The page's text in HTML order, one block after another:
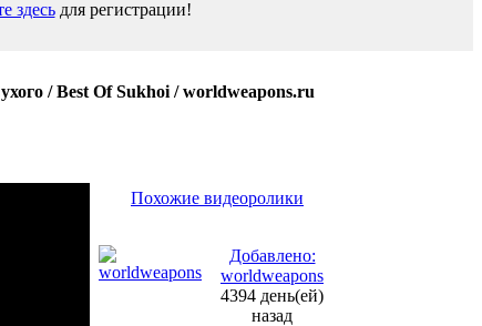
здесьдля регистрации!
/ Best Of Sukhoi / worldweapons.ru
Похожие видеоролики
Добавлено:
worldweapons
4394 день(ей)
назад